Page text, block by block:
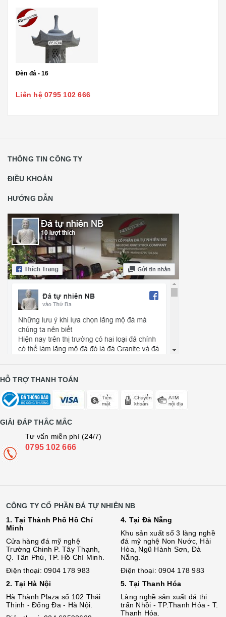
Đèn đá - 16
Liên hệ 0795 102 666
THÔNG TIN CÔNG TY
ĐIỀU KHOẢN
HƯỚNG DẪN
HỖ TRỢ THANH TOÁN
GIẢI ĐÁP THẮC MẮC
Tư vấn miễn phí (24/7)
0795 102 666
CÔNG TY CỔ PHẦN ĐÁ TỰ NHIÊN NB
1. Tại Thành Phố Hồ Chí
Minh
Cửa hàng đá mỹ nghệ
Trường Chinh P. Tây Thạnh,
Q. Tân Phú, TP. Hồ Chí Minh.
Điện thoại: 0904 178 983
2. Tại Hà Nội
Hà Thành Plaza số 102 Thái
Thịnh - Đống Đa - Hà Nội.
4. Tại Đà Nẵng
Khu sản xuất số 3 làng nghề
đá mỹ nghệ Non Nước, Hải
Hòa, Ngũ Hành Sơn, Đà
Nẵng.
Điện thoại: 0904 178 983
5. Tại Thanh Hóa
Làng nghề sản xuất đá thị
trấn Nhồi - TP.Thanh Hóa - T.
Thanh Hóa.